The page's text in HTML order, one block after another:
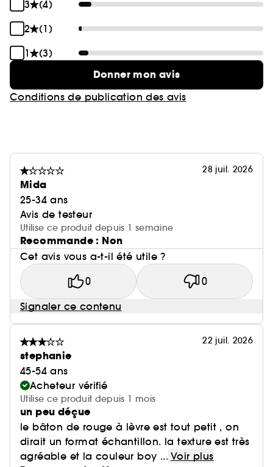
3
(4)
2
(1)
1
(3)
Donner mon avis
Conditions de publication des avis
28 juil. 2026
Mida
25-34 ans
Avis de testeur
Utilise ce produit depuis 1 semaine
Recommande : Non
Cet avis vous a-t-il été utile ?
0 0
Signaler ce contenu
22 juil. 2026
stephanie
45-54 ans
Acheteur vérifié
Utilise ce produit depuis 1 mois
un peu déçue
le bâton de rouge à lèvre est tout petit , on
dirait un format échantillon. la texture est très
agréable et la couleur boy ... Voir plus